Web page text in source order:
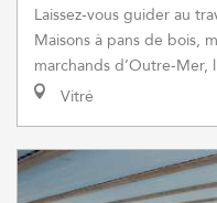
Laissez-vous guider au
Maisons à pans de bois,
marchands d’Outre-Mer,
Vitré